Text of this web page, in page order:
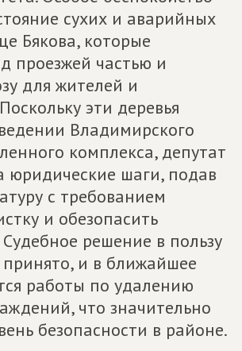
сухих и аварийных
Бякова, которые
проезжей частью и
для жителей и
эти деревья
Владимирского
комплекса, депутат
юридические шаги, подав
с требованием
и обезопасить
решение в пользу
и в ближайшее
работы по удалению
что значительно
безопасности в районе.